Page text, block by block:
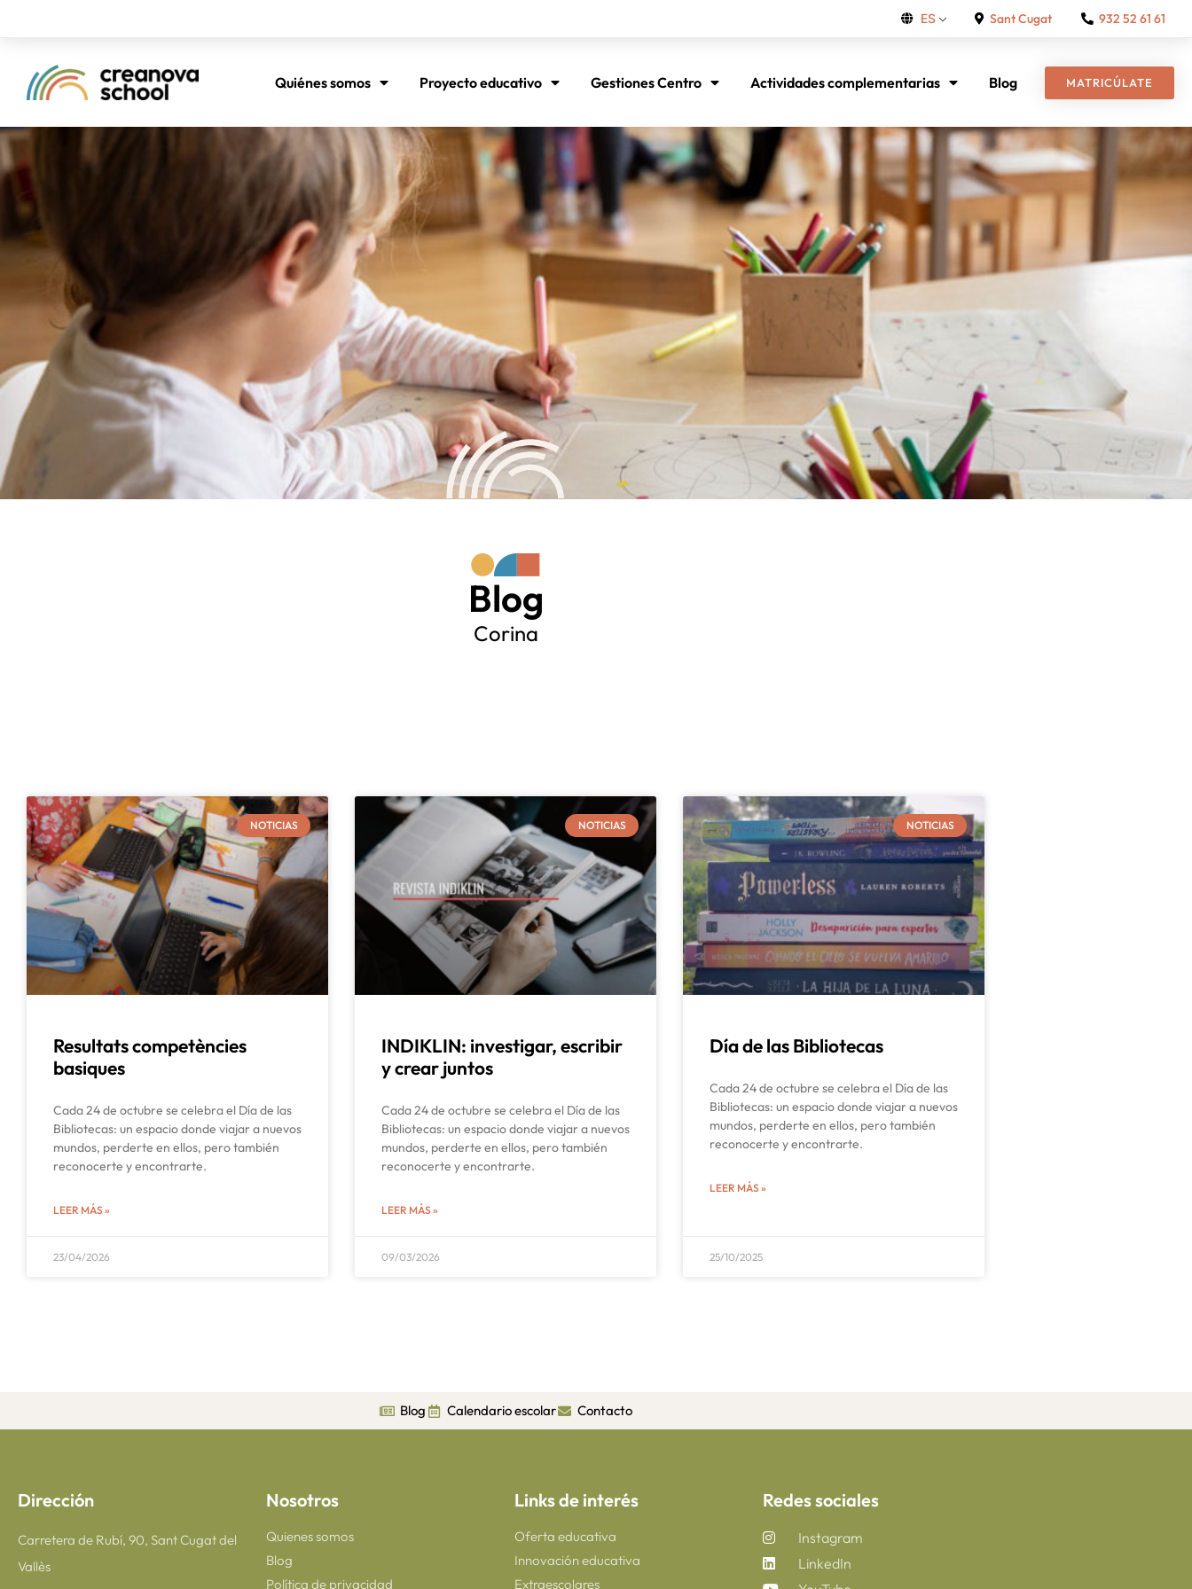
ES Sant Cugat 932 52 61 61
Quiénes somos Proyecto educativo Gestiones Centro Actividades complementarias Blog MATRICÚLATE
Blog
Corina
NOTICIAS
Resultats competències
basiques
Cada 24 de octubre se celebra el Día de las
Bibliotecas: un espacio donde viajar a nuevos
mundos, perderte en ellos, pero también
reconocerte y encontrarte.
LEER MÁS »
23/04/2026
NOTICIAS
INDIKLIN: investigar, escribir
y crear juntos
Cada 24 de octubre se celebra el Día de las
Bibliotecas: un espacio donde viajar a nuevos
mundos, perderte en ellos, pero también
reconocerte y encontrarte.
LEER MÁS »
09/03/2026
NOTICIAS
Día de las Bibliotecas
Cada 24 de octubre se celebra el Día de las
Bibliotecas: un espacio donde viajar a nuevos
mundos, perderte en ellos, pero también
reconocerte y encontrarte.
LEER MÁS »
25/10/2025
Blog Calendario escolar Contacto
Dirección
Carretera de Rubí, 90, Sant Cugat del
Vallès
Nosotros
Quienes somos
Blog
Política de privacidad
Links de interés
Oferta educativa
Innovación educativa
Extraescolares
Redes sociales
Instagram
LinkedIn